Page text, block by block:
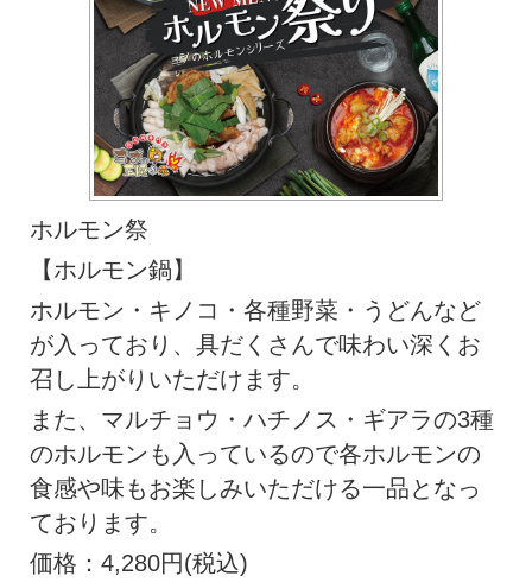
ホルモン祭
【ホルモン鍋】
ホルモン・キノコ・各種野菜・うどんなど
が入っており、具だくさんで味わい深くお
召し上がりいただけます。
また、マルチョウ・ハチノス・ギアラの3種
のホルモンも入っているので各ホルモンの
食感や味もお楽しみいただける一品となっ
ております。
価格：4,280円(税込)